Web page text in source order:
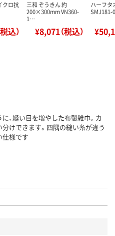
クロ抗
込）
三和 ぞうきん 約
200×300mm VN360-
1…
¥8,071（税込）
ハーフタ
SMJ181-
、縫い目を増やした布製雑巾。カ
けできます。四隅の縫い糸が違う
仕様です